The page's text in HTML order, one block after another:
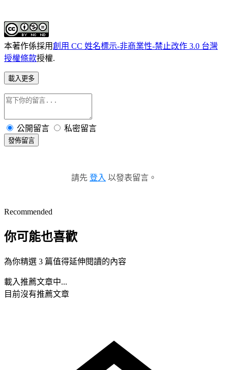
本著作係採用創用 CC 姓名標示-非商業性-禁止改作 3.0 台灣
授權條款授權.
載入更多
公開留言 私密留言
發佈留言
請先 登入 以發表留言。
Recommended
你可能也喜歡
為你精選 3 篇值得延伸閱讀的內容
載入推薦文章中...
目前沒有推薦文章